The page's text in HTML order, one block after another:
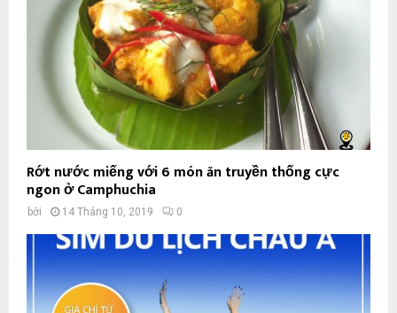
Rớt nước miếng với 6 món ăn truyền thống cực
ngon ở Camphuchia
bởi 14 Tháng 10, 2019 0